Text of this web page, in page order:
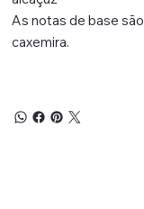
As notas de base
caxemira.